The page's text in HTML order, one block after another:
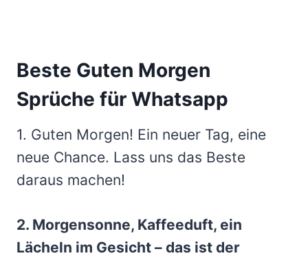
Beste Guten Morgen
Sprüche für Whatsapp
1. Guten Morgen! Ein neuer Tag, eine
neue Chance. Lass uns das Beste
daraus machen!
2. Morgensonne, Kaffeeduft, ein
Lächeln im Gesicht – das ist der